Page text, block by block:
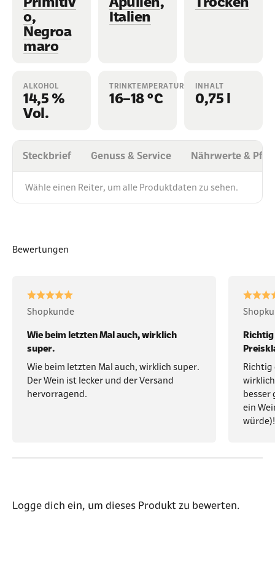
o,
Negroa
maro
Italien
ALKOHOL
14,5 %
Vol.
TRINKTEMPERATUR
16–18 °C
INHALT
0,75 l
Steckbrief Genuss & Service Nährwerte &
Wähle einen Reiter, um alle Produktdaten zu sehen.
Bewertungen
Shopkunde
Wie beim letzten Mal auch, wirklich
super.
Wie beim letzten Mal auch, wirklich super.
Der Wein ist lecker und der Versand
hervorragend.
Richtig
besser
ein
würde)!
Logge dich ein, um dieses Produkt zu bewerten.